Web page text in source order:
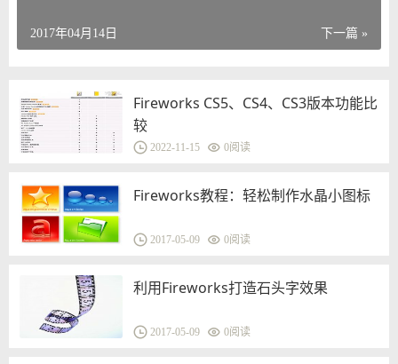
2017年04月14日 下一篇 »
Fireworks CS5、CS4、CS3版本功能比
较
2022-11-15 0阅读
Fireworks教程：轻松制作水晶小图标
2017-05-09 0阅读
利用Fireworks打造石头字效果
2017-05-09 0阅读